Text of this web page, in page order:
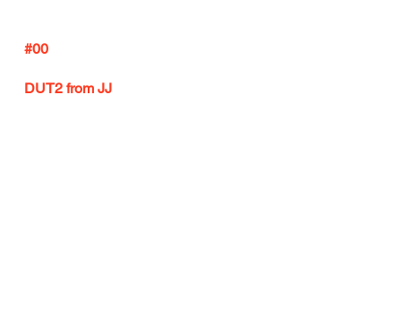
#00
DUT2 from JJ